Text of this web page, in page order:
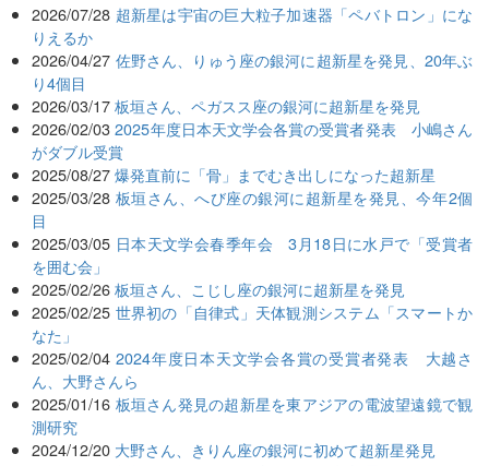
2026/07/28 超新星は宇宙の巨大粒子加速器「ペバトロン」にな
りえるか
2026/04/27 佐野さん、りゅう座の銀河に超新星を発見、20年ぶ
り4個目
2026/03/17 板垣さん、ペガスス座の銀河に超新星を発見
2026/02/03 2025年度日本天文学会各賞の受賞者発表 小嶋さん
がダブル受賞
2025/08/27 爆発直前に「骨」までむき出しになった超新星
2025/03/28 板垣さん、へび座の銀河に超新星を発見、今年2個
目
2025/03/05 日本天文学会春季年会 3月18日に水戸で「受賞者
を囲む会」
2025/02/26 板垣さん、こじし座の銀河に超新星を発見
2025/02/25 世界初の「自律式」天体観測システム「スマートか
なた」
2025/02/04 2024年度日本天文学会各賞の受賞者発表 大越さ
ん、大野さんら
2025/01/16 板垣さん発見の超新星を東アジアの電波望遠鏡で観
測研究
2024/12/20 大野さん、きりん座の銀河に初めて超新星発見